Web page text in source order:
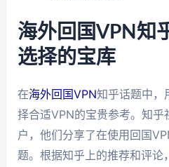
海外回国VPN知
选择的宝库
在海外回国VPN知乎话题中，
择合适VPN的宝贵参考。知乎
户，他们分享了在使用回国
题。根据知乎上的推荐和评论